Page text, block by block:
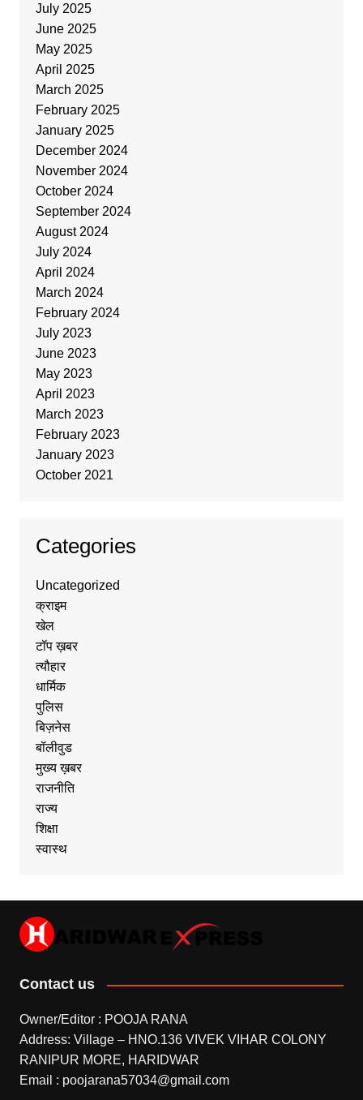
July 2025
June 2025
May 2025
April 2025
March 2025
February 2025
January 2025
December 2024
November 2024
October 2024
September 2024
August 2024
July 2024
April 2024
March 2024
February 2024
July 2023
June 2023
May 2023
April 2023
March 2023
February 2023
January 2023
October 2021
Categories
Uncategorized
क्राइम
खेल
टॉप ख़बर
त्यौहार
धार्मिक
पुलिस
बिज़नेस
बॉलीवुड
मुख्य ख़बर
राजनीति
राज्य
शिक्षा
स्वास्थ
Contact us
Owner/Editor : POOJA RANA
Address: Village – HNO.136 VIVEK VIHAR COLONY
RANIPUR MORE, HARIDWAR
Email : poojarana57034@gmail.com